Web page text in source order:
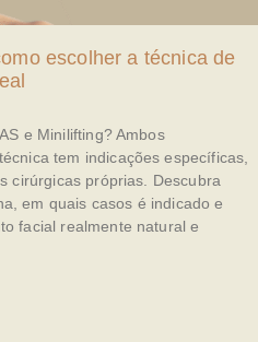
escolher a técnica de
e Minilifting? Ambos
tem indicações específicas,
cirúrgicas próprias. Descubra
em quais casos é indicado e
facial realmente natural e